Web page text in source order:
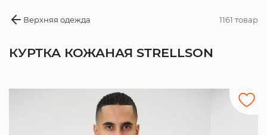
Верхняя одежда 1161 товар
КУРТКА КОЖАНАЯ STRELLSON